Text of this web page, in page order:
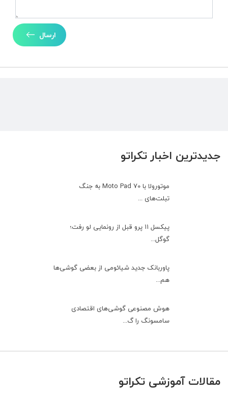
جدیدترین اخبار تکراتو
موتورولا با Moto Pad 70 به جنگ
تبلت‌های ...
پیکسل ۱۱ پرو قبل از رونمایی لو رفت؛
گوگل...
پاوربانک جدید شیائومی از بعضی گوشی‌ها
هم...
هوش مصنوعی گوشی‌های اقتصادی
سامسونگ را گ...
ارسال
مقالات آموزشی تکراتو